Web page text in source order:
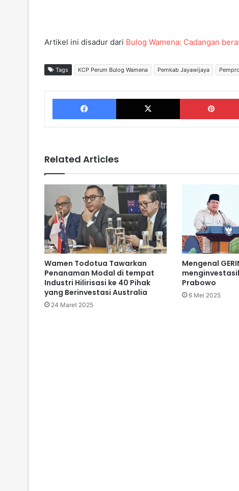
Artikel ini disadur dari Bulog Wamena: Cadangan
Tags KCP Perum Bulog Wamena Pemkab Jayawijaya
Facebook X
Related Articles
Wamen Todotua Tawarkan
Penanaman Modal di tempat
Industri Hilirisasi ke 40 Pihak
yang Berinvestasi Australia
24 Maret 2025
Mengenal
Prabowo
6 Mei 2025